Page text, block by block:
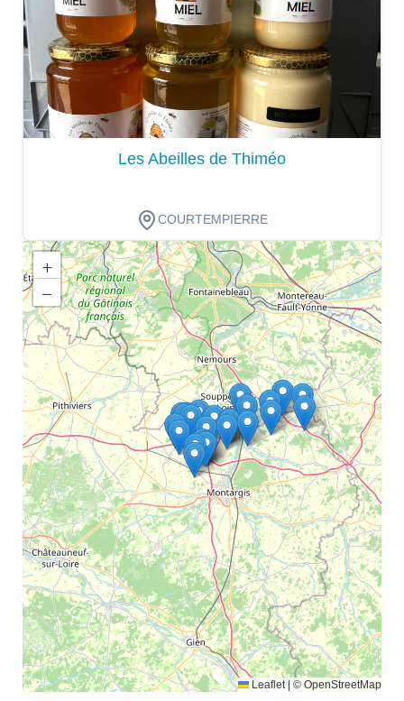
Les Abeilles de Thiméo
COURTEMPIERRE
Dégustation
+
−
Leaflet © OpenStreetMap